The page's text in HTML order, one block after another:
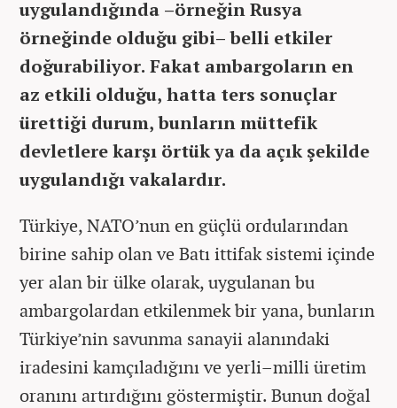
uygulandığında –örneğin Rusya
örneğinde olduğu gibi– belli etkiler
doğurabiliyor. Fakat ambargoların en
az etkili olduğu, hatta ters sonuçlar
ürettiği durum, bunların müttefik
devletlere karşı örtük ya da açık şekilde
uygulandığı vakalardır.
Türkiye, NATO’nun en güçlü ordularından
birine sahip olan ve Batı ittifak sistemi içinde
yer alan bir ülke olarak, uygulanan bu
ambargolardan etkilenmek bir yana, bunların
Türkiye’nin savunma sanayii alanındaki
iradesini kamçıladığını ve yerli–milli üretim
oranını artırdığını göstermiştir. Bunun doğal